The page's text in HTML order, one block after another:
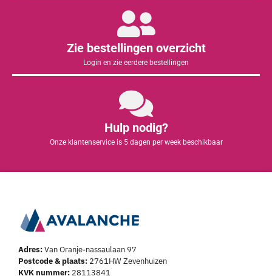
Zie bestellingen overzicht
Login en zie eerdere bestellingen
Hulp nodig?
Onze klantenservice is 5 dagen per week beschikbaar
Adres:Van Oranje-nassaulaan 97
Postcode & plaats: 2761HW Zevenhuizen
KVK nummer: 28113841